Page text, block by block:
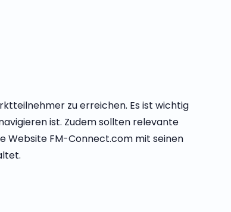
zu erreichen. Es ist wichtig
ist. Zudem sollten relevante
Website FM-Connect.com mit seinen